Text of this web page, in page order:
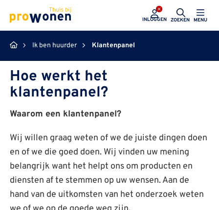
ProWonen
INLOGGEN ZOEKEN MENU
Ik ben huurder Klantenpanel
Hoe werkt het
klantenpanel?
Waarom een klantenpanel?
Wij willen graag weten of we de juiste dingen doen
en of we die goed doen. Wij vinden uw mening
belangrijk want het helpt ons om producten en
diensten af te stemmen op uw wensen. Aan de
hand van de uitkomsten van het onderzoek weten